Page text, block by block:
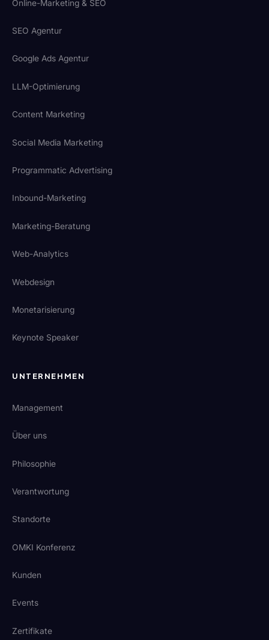
Online-Marketing & SEO
SEO Agentur
Google Ads Agentur
LLM-Optimierung
Content Marketing
Social Media Marketing
Programmatic Advertising
Inbound-Marketing
Marketing-Beratung
Web-Analytics
Webdesign
Monetarisierung
Keynote Speaker
UNTERNEHMEN
Management
Über uns
Philosophie
Verantwortung
Standorte
OMKI Konferenz
Kunden
Events
Zertifikate